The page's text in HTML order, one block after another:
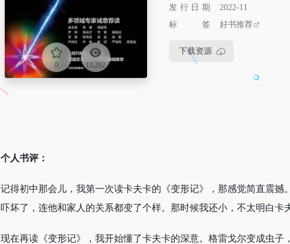
0 13,202
发行日期
2022-11
标签
好书推荐
下载资源
个人书评：
记得初中那会儿，我第一次读卡夫卡的《变形记》，那感觉简直震
吓坏了，连他和家人的关系都变了个样。那时候我还小，不太明白
现在再读《变形记》，我开始懂了卡夫卡的深意。格雷戈尔变成虫